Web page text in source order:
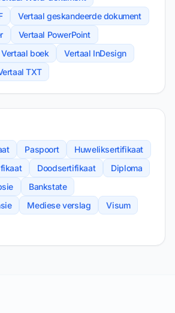
Vertaal geskandeerde dokument
Vertaal PowerPoint
Vertaal boek
Vertaal InDesign
TXT
Paspoort
Huweliksertifikaat
Doodsertifikaat
Diploma
Bankstate
Mediese verslag
Visum